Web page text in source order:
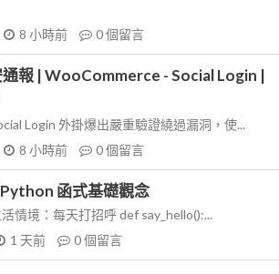
8 小時前 0個留言
報 | WooCommerce - Social Login |
Login 外掛爆出嚴重驗證繞過漏洞，使...
8 小時前 0個留言
函式基礎觀念
情境：每天打招呼 def say_hello():...
1 天前 0個留言